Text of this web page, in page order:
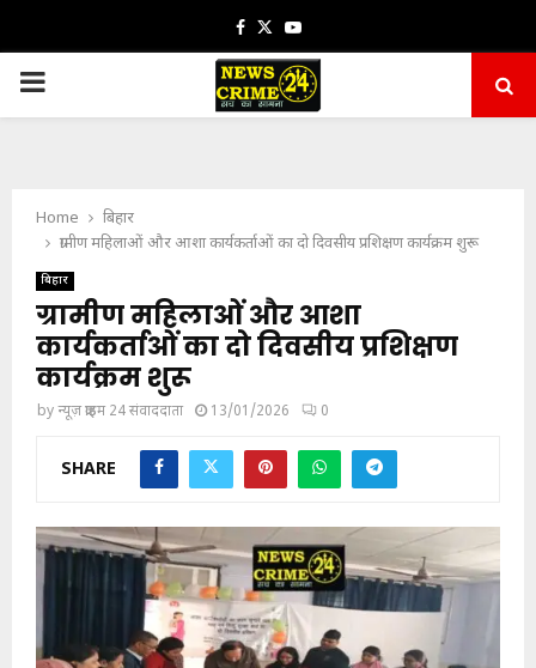
Facebook
TwitterYoutube
PRIMARY
Home
बिहार
ग्रामीण महिलाओं और आशा कार्यकर्ताओं का दो दिवसीय प्रशिक्षण कार्यक्रम शुरू
बिहार
ग्रामीण महिलाओं और आशा
कार्यकर्ताओं का दो दिवसीय प्रशिक्षण
कार्यक्रम शुरू
byन्यूज़ क्राइम 24 संवाददाता 13/01/2026 0
SHARE